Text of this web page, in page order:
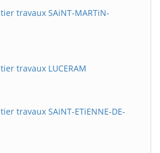
travaux SAiNT-MARTiN-
travaux LUCERAM
travaux SAiNT-ETiENNE-DE-